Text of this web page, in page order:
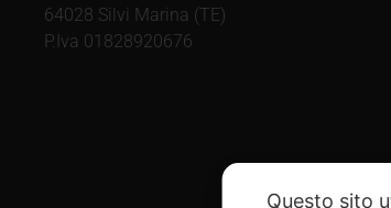
64028 Silvi Marina (TE)
P.Iva 01828920676
Questo sito